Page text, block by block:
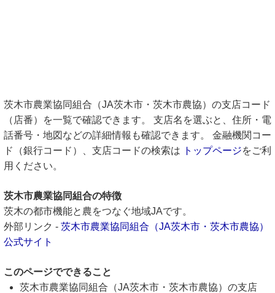
茨木市農業協同組合（JA茨木市・茨木市農協）の支店コード
（店番）を一覧で確認できます。 支店名を選ぶと、住所・電
話番号・地図などの詳細情報も確認できます。 金融機関コー
ド（銀行コード）、支店コードの検索は
トップページをご利
用ください。
茨木市農業協同組合の特徴
茨木の都市機能と農をつなぐ地域JAです。
外部リンク - 茨木市農業協同組合（JA茨木市・茨木市農協）
公式サイト
このページでできること
茨木市農業協同組合（JA茨木市・茨木市農協）の支店